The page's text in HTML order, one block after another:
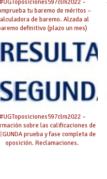
tu baremo de méritos –
de baremo. Alzada al
definitivo (plazo un mes)
–
sobre las calificaciones de
prueba y fase completa de
oposición. Reclamaciones.